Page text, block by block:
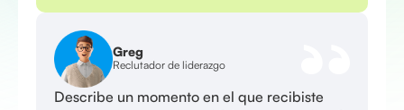
Greg
Reclutador de liderazgo
Describe un momento en el que recibiste